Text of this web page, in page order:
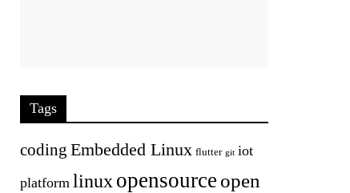
Tags
coding Embedded Linux flutter git iot
platform linux opensource open